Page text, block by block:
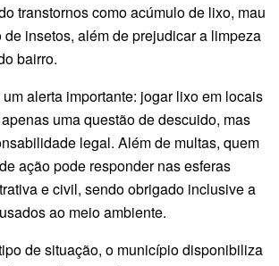
transtornos como acúmulo de lixo, mau
insetos, além de prejudicar a limpeza
bairro.
alerta importante: jogar lixo em locais
uma questão de descuido, mas
legal. Além de multas, quem
ação pode responder nas esferas
e civil, sendo obrigado inclusive a
ao meio ambiente.
de situação, o município disponibiliza